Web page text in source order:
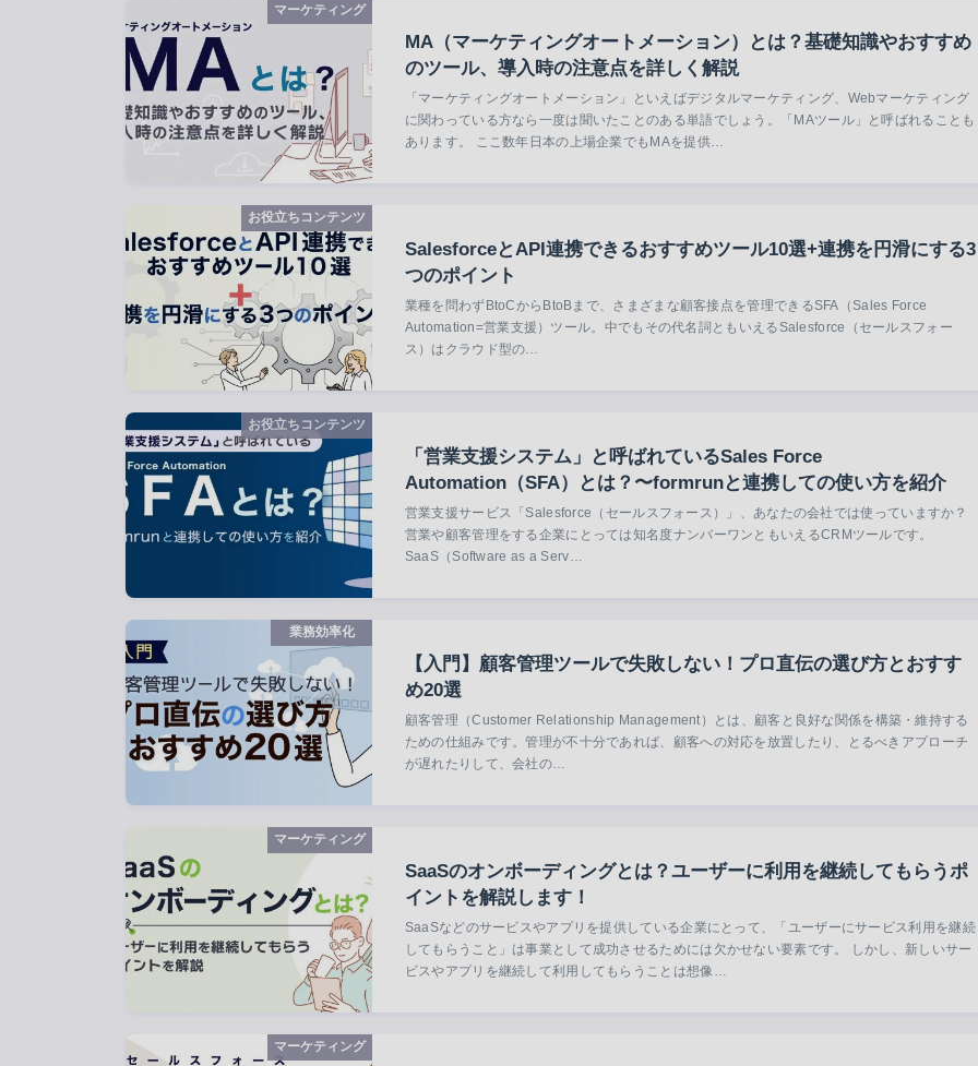
マーケティング
MA（マーケティングオートメーション）とは？基礎知識やおすすめ
のツール、導入時の注意点を詳しく解説
「マーケティングオートメーション」といえばデジタルマーケティング、Webマーケティング
に関わっている方なら一度は聞いたことのある単語でしょう。「MAツール」と呼ばれることも
あります。 ここ数年日本の上場企業でもMAを提供…
お役立ちコンテンツ
SalesforceとAPI連携できるおすすめツール10選+連携を円滑にする3
つのポイント
業種を問わずBtoCからBtoBまで、さまざまな顧客接点を管理できるSFA（Sales Force
Automation=営業支援）ツール。中でもその代名詞ともいえるSalesforce（セールスフォー
ス）はクラウド型の…
お役立ちコンテンツ
「営業支援システム」と呼ばれているSales Force
Automation（SFA）とは？〜formrunと連携しての使い方を紹介
営業支援サービス「Salesforce（セールスフォース）」、あなたの会社では使っていますか？
営業や顧客管理をする企業にとっては知名度ナンバーワンともいえるCRMツールです。
SaaS（Software as a Serv…
業務効率化
【入門】顧客管理ツールで失敗しない！プロ直伝の選び方とおすす
め20選
顧客管理（Customer Relationship Management）とは、顧客と良好な関係を構築・維持する
ための仕組みです。管理が不十分であれば、顧客への対応を放置したり、とるべきアプローチ
が遅れたりして、会社の…
マーケティング
SaaSのオンボーディングとは？ユーザーに利用を継続してもらうポ
イントを解説します！
SaaSなどのサービスやアプリを提供している企業にとって、「ユーザーにサービス利用を継続
してもらうこと」は事業として成功させるためには欠かせない要素です。 しかし、新しいサー
ビスやアプリを継続して利用してもらうことは想像…
マーケティング